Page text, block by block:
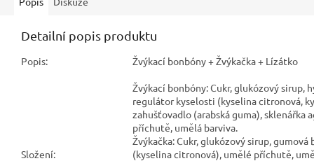
Detailní popis produktu
Popis: Žvýkací bonbóny + Žvýkačka + Lízátko
Složení:
Žvýkací bonbóny: Cukr, glukózový sirup,
regulátor kyselosti (kyselina citronová,
zahušťovadlo (arabská guma), sklenářka
příchutě, umělá barviva.
Žvýkačka: Cukr, glukózový sirup,
(kyselina citronová), umělé příchutě,